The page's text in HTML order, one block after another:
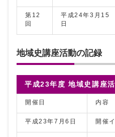
第12
回
平成24年3月15
日
地域史講座活動の記録
平成23年度 地域史講座
開催日 内容
平成23年7月6日 開催